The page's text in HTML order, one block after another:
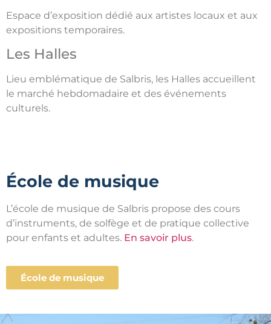
Espace d’exposition dédié aux artistes locaux et aux
expositions temporaires.
Les Halles
Lieu emblématique de Salbris, les Halles accueillent
le marché hebdomadaire et des événements
culturels.
École de musique
L’école de musique de Salbris propose des cours
d’instruments, de solfège et de pratique collective
pour enfants et adultes. En savoir plus.
École de musique